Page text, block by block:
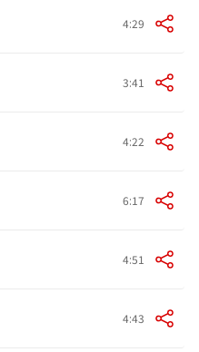
4:29
3:41
4:22
6:17
4:51
4:43